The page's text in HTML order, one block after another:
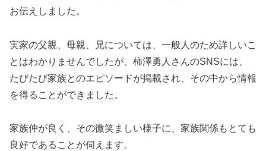
お伝えしました。
実家の父親、母親、兄については、一般人のため詳しいこ
とはわかりませんでしたが、柿澤勇人さんのSNSには、
たびたび家族とのエピソードが掲載され、その中から情報
を得ることができました。
家族仲が良く、その微笑ましい様子に、家族関係もとても
良好であることが伺えます。